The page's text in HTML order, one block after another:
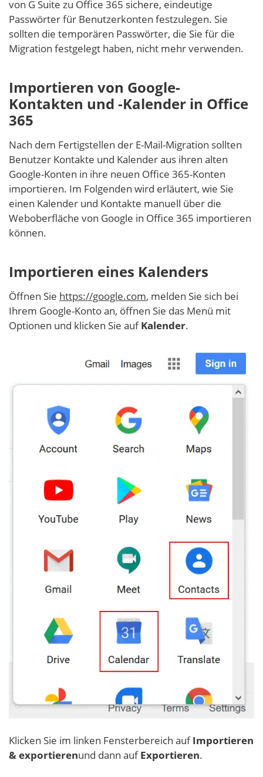
von G Suite zu Office 365 sichere, eindeutige
Passwörter für Benutzerkonten festzulegen. Sie
sollten die temporären Passwörter, die Sie für die
Migration festgelegt haben, nicht mehr verwenden.
Importieren von Google-
Kontakten und -Kalender in Office
365
Nach dem Fertigstellen der E-Mail-Migration sollten
Benutzer Kontakte und Kalender aus ihren alten
Google-Konten in ihre neuen Office 365-Konten
importieren. Im Folgenden wird erläutert, wie Sie
einen Kalender und Kontakte manuell über die
Weboberfläche von Google in Office 365 importieren
können.
Importieren eines Kalenders
Öffnen Sie https://google.com, melden Sie sich bei
Ihrem Google-Konto an, öffnen Sie das Menü mit
Optionen und klicken Sie aufKalender.
Klicken Sie im linken Fensterbereich aufImportieren
& exportierenund dann aufExportieren.